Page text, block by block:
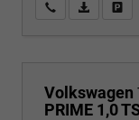
Wir rufen Sie an
PDF-
Volkswagen